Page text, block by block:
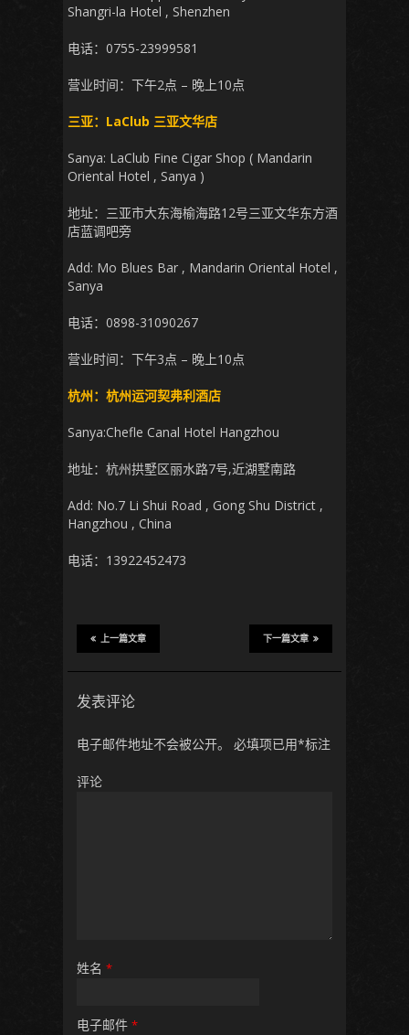
Shangri-la Hotel , Shenzhen
电话：0755-23999581
营业时间：下午2点 – 晚上10点
三亚：LaClub 三亚文华店
Sanya: LaClub Fine Cigar Shop ( Mandarin
Oriental Hotel , Sanya )
地址：三亚市大东海榆海路12号三亚文华东方酒
店蓝调吧旁
Add: Mo Blues Bar , Mandarin Oriental Hotel ,
Sanya
电话：0898-31090267
营业时间：下午3点 – 晚上10点
杭州：杭州运河契弗利酒店
Sanya:Chefle Canal Hotel Hangzhou
地址：杭州拱墅区丽水路7号,近湖墅南路
Add: No.7 Li Shui Road , Gong Shu District ,
Hangzhou , China
电话：13922452473
下一篇文章
上一篇文章
发表评论
电子邮件地址不会被公开。 必填项已用*标注
评论
姓名 *
电子邮件 *